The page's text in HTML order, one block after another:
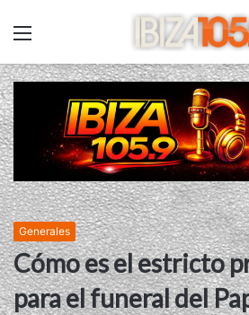
Generales
Cómo es el estricto
para el funeral del